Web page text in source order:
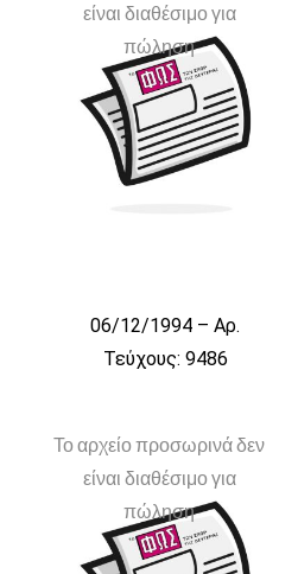
είναι διαθέσιμο για
πώληση
06/12/1994 – Αρ.
Τεύχους: 9486
Το αρχείο προσωρινά δεν
είναι διαθέσιμο για
πώληση